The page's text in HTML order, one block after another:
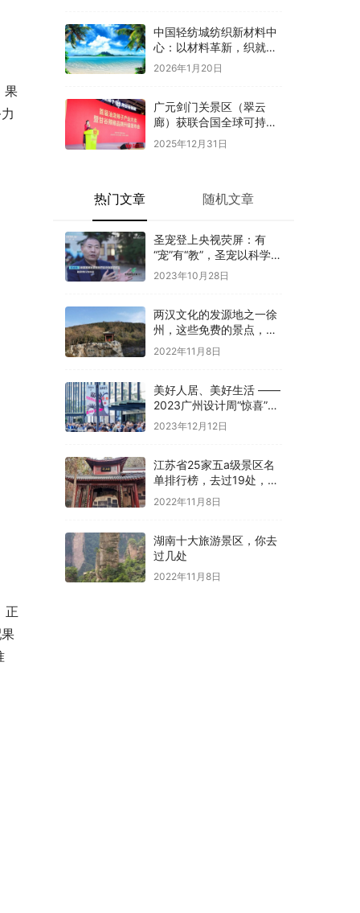
果
正
中国轻纺城纺织新材料中
心：以材料革新，织就全
球纺织未来新图景
2026年1月20日
广元剑门关景区（翠云
廊）获联合国全球可持续
“地球家园”范例奖
2025年12月31日
热门文章 随机文章
圣宠登上央视荧屏：有
“宠”有“教”，圣宠以科学训
导开启全新养宠体验
2023年10月28日
两汉文化的发源地之一徐
州，这些免费的景点，你
是否都去过
2022年11月8日
美好人居、美好生活 ——
2023广州设计周“惊喜”开
幕
2023年12月12日
江苏省25家五a级景区名
单排行榜，去过19处，才
算真正游过江苏
2022年11月8日
湖南十大旅游景区，你去
过几处
2022年11月8日